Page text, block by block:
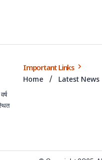
Important Links
Home Latest News